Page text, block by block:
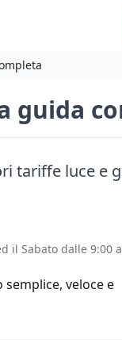
guida
tariffe luce e
il Sabato dalle 9:00
veloce e